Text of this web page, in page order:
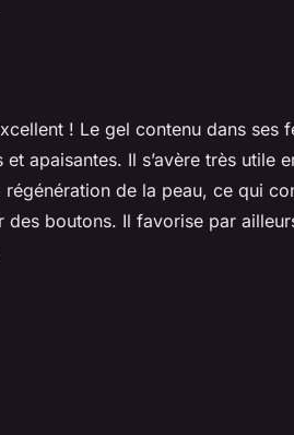
! Le gel contenu dans ses
apaisantes. Il s’avère très utile
de la peau, ce qui
boutons. Il favorise par